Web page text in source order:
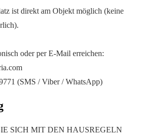
ist direkt am Objekt möglich (keine
oder per E-Mail erreichen:
(SMS / Viber / WhatsApp)
SICH MIT DEN HAUSREGELN